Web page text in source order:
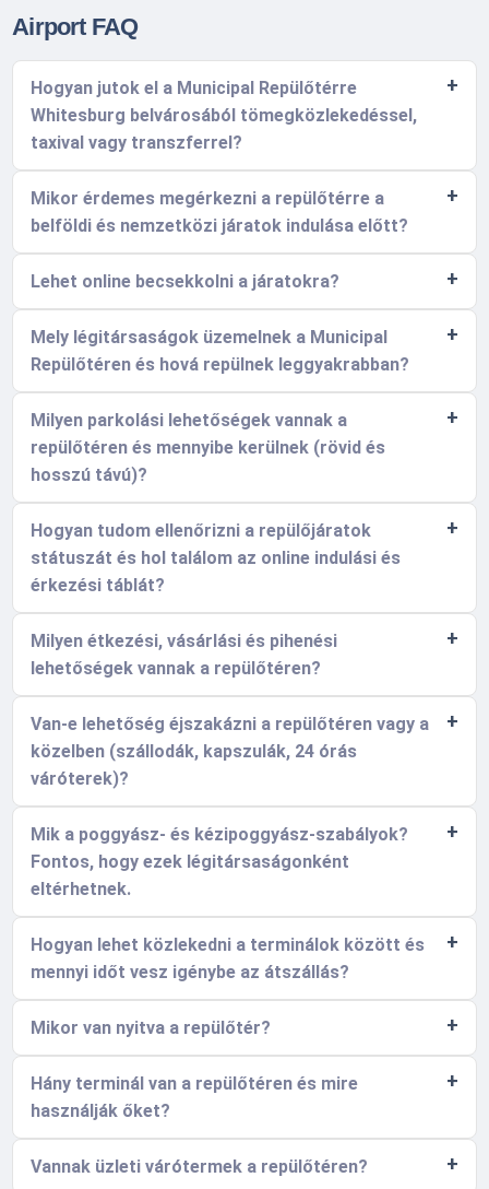
Airport FAQ
Hogyan jutok el a Municipal Repülőtérre
Whitesburg belvárosából tömegközlekedéssel,
taxival vagy transzferrel?
Mikor érdemes megérkezni a repülőtérre a
belföldi és nemzetközi járatok indulása előtt?
Lehet online becsekkolni a járatokra?
Mely légitársaságok üzemelnek a Municipal
Repülőtéren és hová repülnek leggyakrabban?
Milyen parkolási lehetőségek vannak a
repülőtéren és mennyibe kerülnek (rövid és
hosszú távú)?
Hogyan tudom ellenőrizni a repülőjáratok
státuszát és hol találom az online indulási és
érkezési táblát?
Milyen étkezési, vásárlási és pihenési
lehetőségek vannak a repülőtéren?
Van-e lehetőség éjszakázni a repülőtéren vagy a
közelben (szállodák, kapszulák, 24 órás
váróterek)?
Mik a poggyász- és kézipoggyász-szabályok?
Fontos, hogy ezek légitársaságonként
eltérhetnek.
Hogyan lehet közlekedni a terminálok között és
mennyi időt vesz igénybe az átszállás?
Mikor van nyitva a repülőtér?
Hány terminál van a repülőtéren és mire
használják őket?
Vannak üzleti várótermek a repülőtéren?